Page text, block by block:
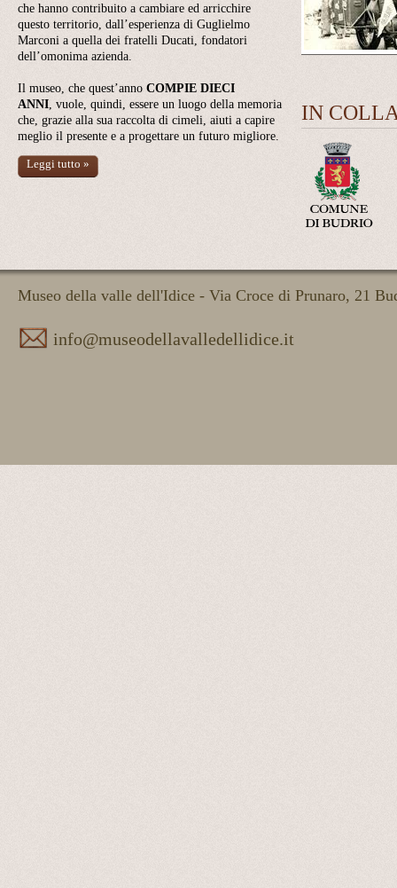
che hanno contribuito a cambiare ed arricchire
questo territorio, dall’esperienza di Guglielmo
Marconi a quella dei fratelli Ducati, fondatori
dell’omonima azienda.
Il museo, che quest’anno COMPIE DIECI
ANNI, vuole, quindi, essere un luogo della memoria
che, grazie alla sua raccolta di cimeli, aiuti a capire
meglio il presente e a progettare un futuro migliore.
Leggi tutto »
IN
Museo della valle dell'Idice - Via Croce di Prunaro, 21
info@museodellavalledellidice.it